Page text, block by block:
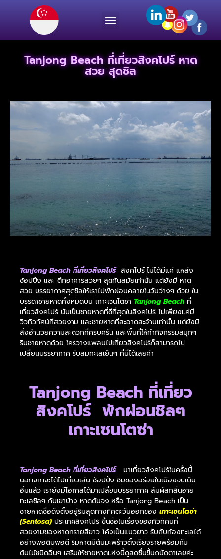
Tanjong Beach ที่เที่ยวสิงคโปร์ หาด
สวย สุดชิล
Tanjong Beach ที่เที่ยวสิงคโปร์สิงคโปร์ ไม่ได้มีแค่ แหล่ง
ช้อปปิ้ง และ ตึกอาคารสวยๆ สุดทันสมัยเท่านั้น แต่ยังมี หาด
สวย บรรยากาศสุดชิลให้เราไปพักผ่อนคลายในวันว่างๆ ด้วย ใน
บรรดาชายหาดทั้งหมดบน เกาะเซนโตซา Tanjong Beach ที่
เที่ยวสิงคโปร์ นับเป็นชายหาดที่ดีที่สุดในสิงคโปร์ ไม่เพียงแค่มี
วิวทิวทัศน์ที่สวยงาม และชายหาดที่สะอาดสะอ้านเท่านั้น แต่ยังมี
สิ่งอำนวยความสะดวกที่ครบครัน และพื้นที่ให้ทำกิจกรรมสนุกๆ
ริมชายหาดด้วย ใครวางแพลนไปเที่ยวสิงคโปร์ก็สามารถไป
เปลี่ยนบรรยากาศ รับลมทะเลเย็นๆ ที่นี่ได้เลยค่า
Tanjong Beach ที่เที่ยว
สิงคโปร์ พักผ่อนชิลๆ
เกาะเซนโตซ่า
Tanjong Beach ที่เที่ยวสิงคโปร์มาเที่ยวสิงคโปร์ในครั้งนี้
นอกจากจะได้ไปเที่ยวเล่น ช้อปปิ้ง ชิมของอร่อยในเมืองจนเต็ม
อิ่มแล้ว เรายังมีโอกาสได้มาเปลี่ยนบรรยากาศ สัมผัสกลิ่นอาย
ทะเลชิลๆ กับเขาบ้าง หาดตันจง หรือ Tanjong Beach เป็น
ชายหาดชื่อดังตั้งอยู่ริมสุดทางทิศตะวันออกของ เกาะเซนโตซ่า
(Sentosa) ประเทศสิงคโปร์ ขึ้นชื่อในเรื่องของทิวทัศน์ที่
สวยงามของหาดทรายสีขาว โค้งเป็นแนวยาว รับกับท้องทะเลได้
อย่างพอดิบพอดี ริมหาดมีต้นมะพร้าวตั้งเรียงรายพร้อมกับ
ต้นไม้ชนิดอื่นๆ เสริมให้ชายหาดแห่งนี้ดูสดชื่นขึ้นถนัดตาเลยค่ะ